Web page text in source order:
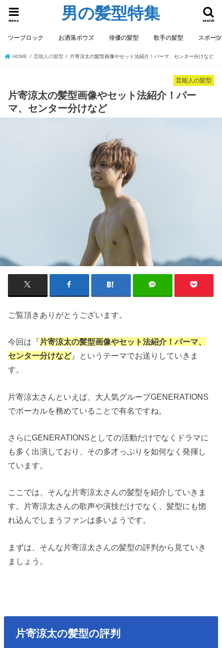
男の髪型特集 search
menu
ツーブロック お洒落ボウズ 俳優の髪型 歌手の髪型 スポー
HOME 芸能人の髪型 片寄涼太の髪型画像やセット法紹介！パーマ、センター分けなど
芸能人の髪型
片寄涼太の髪型画像やセット法紹介！パー
マ、センター分けなど
ご覧頂きありがとうございます。
今回は『 片寄涼太の髪型画像やセット法紹介！パーマ、
センター分けなど』というテーマでお送りしていきま
す。
片寄涼太さんといえば、大人気グループGENERATIONS
でボーカルを務めていることで有名ですね。
さらにGENERATIONSとしての活動だけでなくドラマに
も多く出演しており、その多才っぷりを如何なく発揮し
ています。
ここでは、そんな片寄涼太さんの髪型を紹介していきま
す。片寄涼太さんの歌声や演技だけでなく、髪型にも惚
れ込んでしまうファンは多いようです。
まずは、そんな片寄涼太さんの髪型の評判から見ていき
ましょう。
片寄涼太の髪型の評判